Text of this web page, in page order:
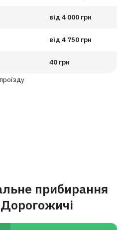
від 4 000 грн
від 4 750 грн
40 грн
прибирання